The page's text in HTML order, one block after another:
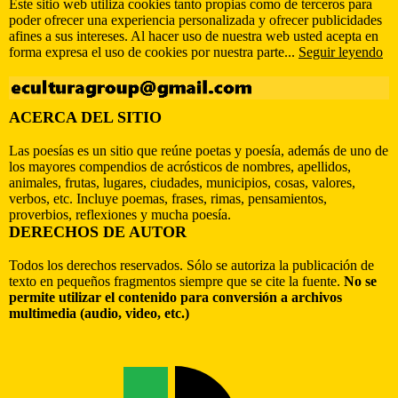
Este sitio web utiliza cookies tanto propias como de terceros para
poder ofrecer una experiencia personalizada y ofrecer publicidades
afines a sus intereses. Al hacer uso de nuestra web usted acepta en
forma expresa el uso de cookies por nuestra parte... Seguir leyendo
ACERCA DEL SITIO
Las poesías es un sitio que reúne poetas y poesía, además de uno de
los mayores compendios de acrósticos de nombres, apellidos,
animales, frutas, lugares, ciudades, municipios, cosas, valores,
verbos, etc. Incluye poemas, frases, rimas, pensamientos,
proverbios, reflexiones y mucha poesía.
DERECHOS DE AUTOR
Todos los derechos reservados. Sólo se autoriza la publicación de
texto en pequeños fragmentos siempre que se cite la fuente. No se
permite utilizar el contenido para conversión a archivos
multimedia (audio, video, etc.)